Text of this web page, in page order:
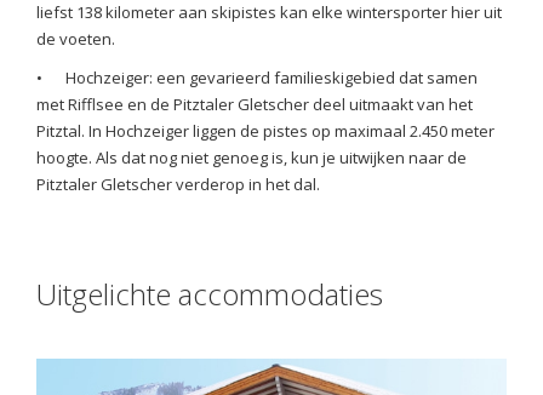
liefst 138 kilometer aan skipistes kan elke wintersporter hier uit
de voeten.
•
Hochzeiger: een gevarieerd familieskigebied dat samen
met Rifflsee en de Pitztaler Gletscher deel uitmaakt van het
Pitztal. In Hochzeiger liggen de pistes op maximaal 2.450 meter
hoogte. Als dat nog niet genoeg is, kun je uitwijken naar de
Pitztaler Gletscher verderop in het dal.
Uitgelichte accommodaties